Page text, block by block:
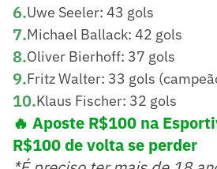
6.Uwe Seeler: 43 gols
7.Michael Ballack: 42 gols
8.Oliver Bierhoff: 37 gols
9.Fritz Walter: 33 gols
10.Klaus Fischer: 32 gols
🔥 Aposte R$100 na
R$100 de volta se perder